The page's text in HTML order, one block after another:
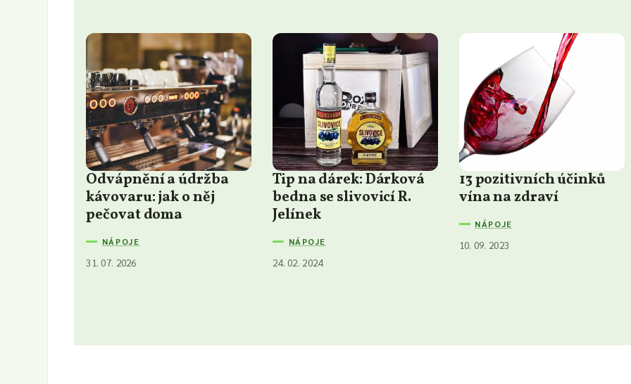
Odvápnění a údržba
kávovaru: jak o něj
pečovat doma
NÁPOJE
31. 07. 2026
Tip na dárek: Dárková
bedna se slivovicí R.
Jelínek
NÁPOJE
24. 02. 2024
13 pozitivních účinků
vína na zdraví
NÁPOJE
10. 09. 2023